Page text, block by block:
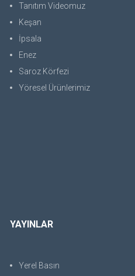
Tanıtım Videomuz
Keşan
İpsala
Enez
Saroz Körfezi
Yöresel Ürünlerimiz
YAYINLAR
Yerel Basın